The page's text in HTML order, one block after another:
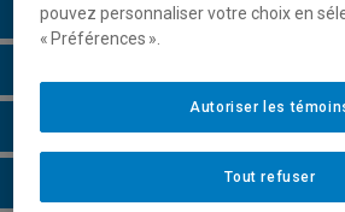
Description du cours
Horaire - Automne 2026
pouvez personnaliser votre choix en
« Préférences ».
Tout refuser
Autoriser les